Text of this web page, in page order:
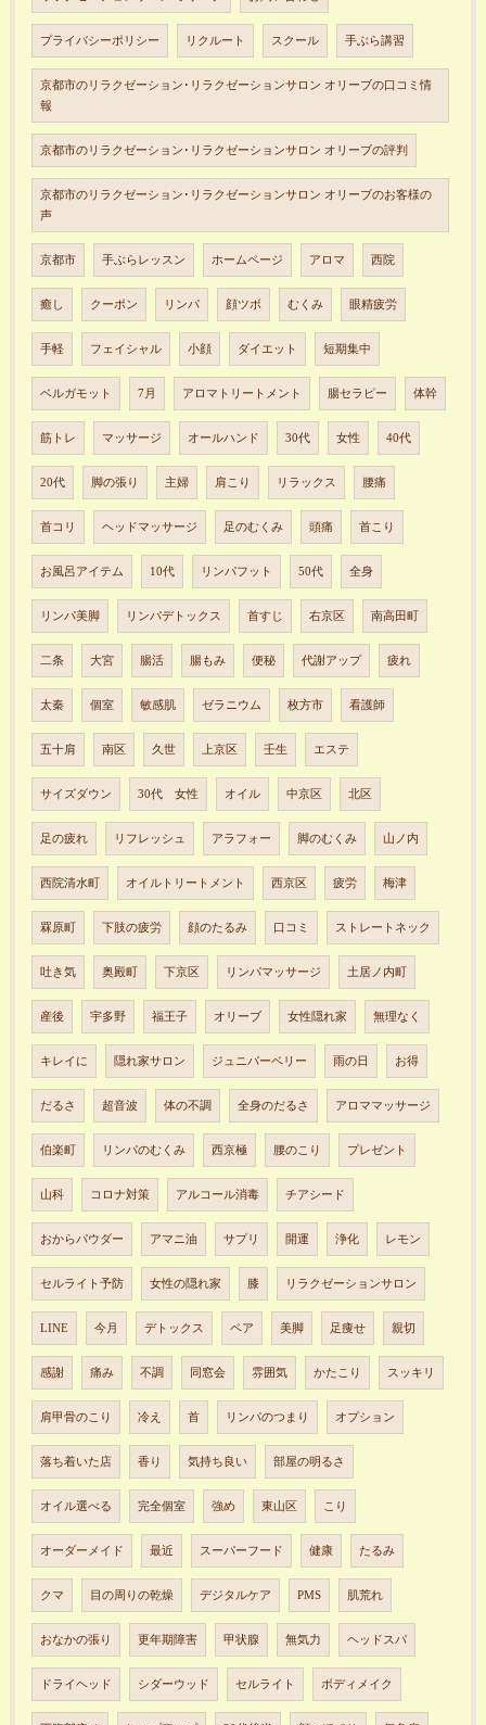
プライバシーポリシー リクルート スクール 手ぶら講習
京都市のリラクゼーション･リラクゼーションサロン オリーブの口コミ情
報
京都市のリラクゼーション･リラクゼーションサロン オリーブの評判
京都市のリラクゼーション･リラクゼーションサロン オリーブのお客様の
声
京都市 手ぶらレッスン ホームページ アロマ 西院
癒し クーポン リンパ 顔ツボ むくみ 眼精疲労
手軽 フェイシャル 小顔 ダイエット 短期集中
ベルガモット 7月 アロマトリートメント 腸セラピー 体幹
筋トレ マッサージ オールハンド 30代 女性 40代
20代 脚の張り 主婦 肩こり リラックス 腰痛
首コリ ヘッドマッサージ 足のむくみ 頭痛 首こり
お風呂アイテム 10代 リンパフット 50代 全身
リンパ美脚 リンパデトックス 首すじ 右京区 南高田町
二条 大宮 腸活 腸もみ 便秘 代謝アップ 疲れ
太秦 個室 敏感肌 ゼラニウム 枚方市 看護師
五十肩 南区 久世 上京区 壬生 エステ
サイズダウン 30代 女性 オイル 中京区 北区
足の疲れ リフレッシュ アラフォー 脚のむくみ 山ノ内
西院清水町 オイルトリートメント 西京区 疲労 梅津
罧原町 下肢の疲労 顔のたるみ 口コミ ストレートネック
吐き気 奥殿町 下京区 リンパマッサージ 土居ノ内町
産後 宇多野 福王子 オリーブ 女性隠れ家 無理なく
キレイに 隠れ家サロン ジュニパーベリー 雨の日 お得
だるさ 超音波 体の不調 全身のだるさ アロママッサージ
伯楽町 リンパのむくみ 西京極 腰のこり プレゼント
山科 コロナ対策 アルコール消毒 チアシード
おからパウダー アマニ油 サプリ 開運 浄化 レモン
セルライト予防 女性の隠れ家 膝 リラクゼーションサロン
LINE 今月 デトックス ペア 美脚 足痩せ 親切
感謝 痛み 不調 同窓会 雰囲気 かたこり スッキリ
肩甲骨のこり 冷え 首 リンパのつまり オプション
落ち着いた店 香り 気持ち良い 部屋の明るさ
オイル選べる 完全個室 強め 東山区 こり
オーダーメイド 最近 スーパーフード 健康 たるみ
クマ 目の周りの乾燥 デジタルケア PMS 肌荒れ
おなかの張り 更年期障害 甲状腺 無気力 ヘッドスパ
ドライヘッド シダーウッド セルライト ボディメイク